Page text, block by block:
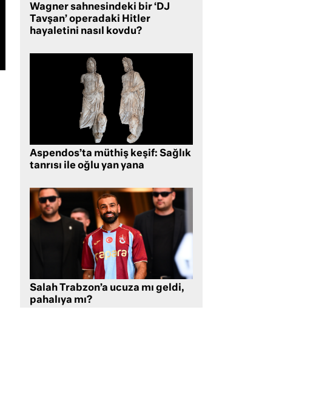
Wagner sahnesindeki bir ‘DJ
Tavşan’ operadaki Hitler
hayaletini nasıl kovdu?
Aspendos’ta müthiş keşif: Sağlık
tanrısı ile oğlu yan yana
Salah Trabzon’a ucuza mı geldi,
pahalıya mı?